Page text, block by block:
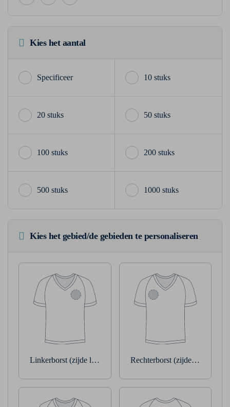
Kies het aantal
10 stuks
20 stuks 50 stuks
100 stuks 200 stuks
500 stuks 1000 stuks
Kies het gebied/de gebieden te personaliseren
Linkerborst (zijde linkerarm) Rechterborst (zijde